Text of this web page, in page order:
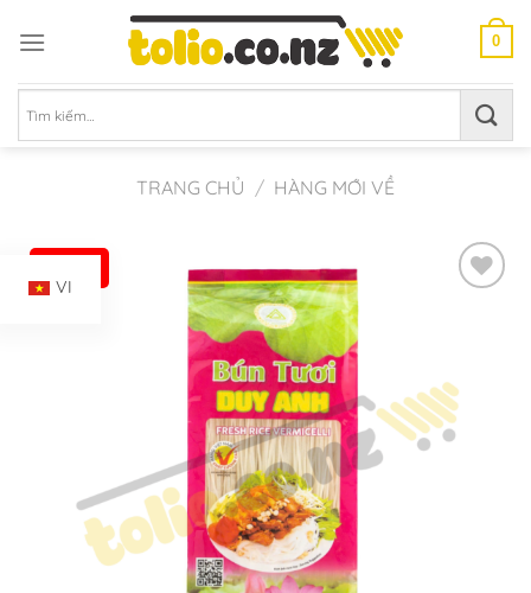
đến
0
kiếm:
TRANG CHỦ / HÀNG MỚI VỀ
VI